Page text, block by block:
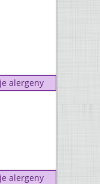
alergeny
alergeny